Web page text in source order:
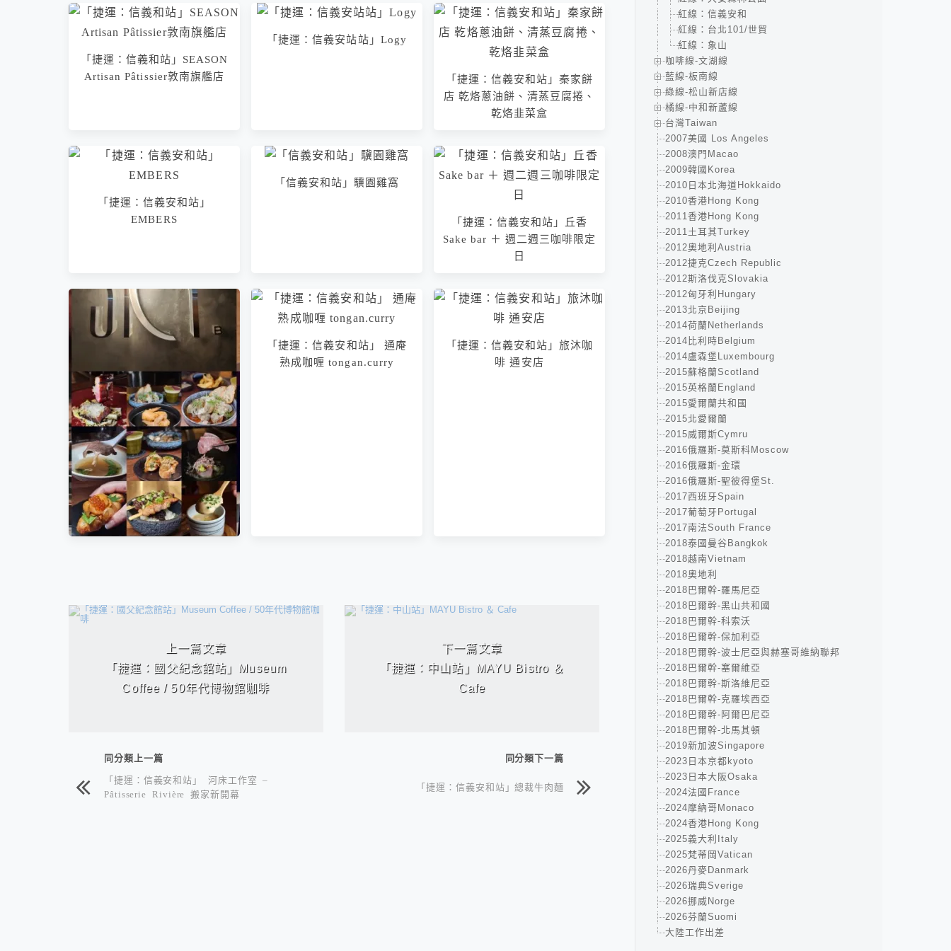
「捷運：信義和站」SEASON
Artisan Pâtissier敦南旗艦店
「捷運：信義安站站」Logy
「捷運：信義安和站」秦家餅
店 乾烙蔥油餅、清蒸豆腐捲、
乾烙韭菜盒
「捷運：信義安和站」
EMBERS
「信義安和站」驥園雞窩
「捷運：信義安和站」丘香
Sake bar ＋ 週二週三咖啡限定
日
「捷運：信義安和站」Sky
「捷運：信義安和站」 通庵
熟成咖喱 tongan.curry
「捷運：信義安和站」旅沐咖
啡 通安店
相連文章
上一篇文章
「捷運：國父紀念館站」Museum
Coffee / 50年代博物館咖啡
下一篇文章
「捷運：中山站」MAYU Bistro ＆
Cafe
同分類上一篇
「捷運：信義安和站」 河床工作室 –
Pâtisserie Rivière 搬家新開幕
同分類下一篇
「捷運：信義安和站」總裁牛肉麵
紅線：信義安和
紅線：台北101/世貿
紅線：象山
咖啡線-文湖線
藍線-板南線
綠線-松山新店線
橘線-中和新蘆線
台灣Taiwan
2007美國 Los Angeles
2008澳門Macao
2009韓國Korea
2010日本北海道Hokkaido
2010香港Hong Kong
2011香港Hong Kong
2011土耳其Turkey
2012奧地利Austria
2012捷克Czech Republic
2012斯洛伐克Slovakia
2012匈牙利Hungary
2013北京Beijing
2014荷蘭Netherlands
2014比利時Belgium
2014盧森堡Luxembourg
2015蘇格蘭Scotland
2015英格蘭England
2015愛爾蘭共和國
2015北愛爾蘭
2015威爾斯Cymru
2016俄羅斯-莫斯科Moscow
2016俄羅斯-金環
2016俄羅斯-聖彼得堡St.
2017西班牙Spain
2017葡萄牙Portugal
2017南法South France
2018泰國曼谷Bangkok
2018越南Vietnam
2018奧地利
2018巴爾幹-羅馬尼亞
2018巴爾幹-黑山共和國
2018巴爾幹-科索沃
2018巴爾幹-保加利亞
2018巴爾幹-波士尼亞與赫塞哥維納聯邦
2018巴爾幹-塞爾維亞
2018巴爾幹-斯洛維尼亞
2018巴爾幹-克羅埃西亞
2018巴爾幹-阿爾巴尼亞
2018巴爾幹-北馬其頓
2019新加波Singapore
2023日本京都kyoto
2023日本大阪Osaka
2024法國France
2024摩納哥Monaco
2024香港Hong Kong
2025義大利Italy
2025梵蒂岡Vatican
2026丹麥Danmark
2026瑞典Sverige
2026挪威Norge
2026芬蘭Suomi
大陸工作出差